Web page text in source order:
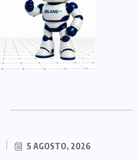
5 AGOSTO, 2026